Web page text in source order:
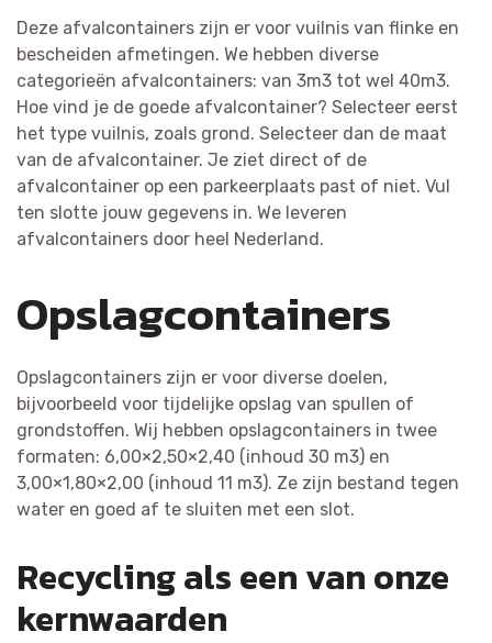
Deze afvalcontainers zijn er voor vuilnis van flinke en
bescheiden afmetingen. We hebben diverse
categorieën afvalcontainers: van 3m3 tot wel 40m3.
Hoe vind je de goede afvalcontainer? Selecteer eerst
het type vuilnis, zoals grond. Selecteer dan de maat
van de afvalcontainer. Je ziet direct of de
afvalcontainer op een parkeerplaats past of niet. Vul
ten slotte jouw gegevens in. We leveren
afvalcontainers door heel Nederland.
Opslagcontainers
Opslagcontainers zijn er voor diverse doelen,
bijvoorbeeld voor tijdelijke opslag van spullen of
grondstoffen. Wij hebben opslagcontainers in twee
formaten: 6,00×2,50×2,40 (inhoud 30 m3) en
3,00×1,80×2,00 (inhoud 11 m3). Ze zijn bestand tegen
water en goed af te sluiten met een slot.
Recycling als een van onze
kernwaarden